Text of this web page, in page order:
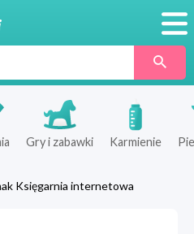
Gry i zabawki Karmienie
Księgarnia internetowa